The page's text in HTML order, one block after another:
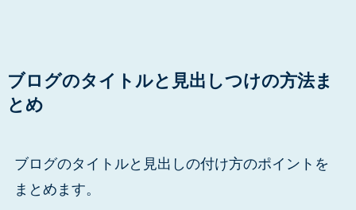
ブログのタイトルと見出しつけの方法ま
とめ
ブログのタイトルと見出しの付け方のポイントを
まとめます。